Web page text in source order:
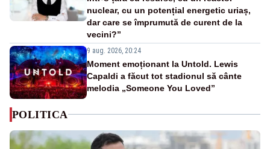
nuclear, cu un potențial energetic uriaș,
dar care se împrumută de curent de la
vecini?”
9 aug. 2026, 20:24
Moment emoționant la Untold. Lewis
Capaldi a făcut tot stadionul să cânte
melodia „Someone You Loved”
POLITICA